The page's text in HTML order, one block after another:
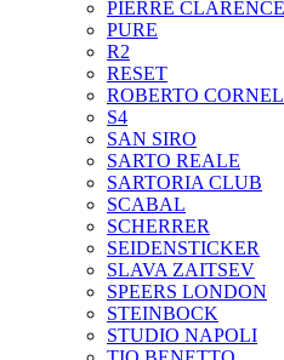
PIERRE CLARENCE
PURE
R2
RESET
ROBERTO
S4
SAN SIRO
SARTO REALE
SARTORIA CLUB
SCABAL
SCHERRER
SEIDENSTICKER
SLAVA ZAITSEV
SPEERS LONDON
STEINBOCK
STUDIO NAPOLI